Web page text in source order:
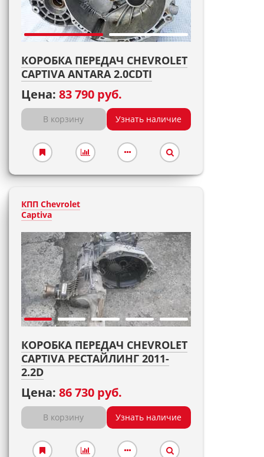
КОРОБКА ПЕРЕДАЧ CHEVROLET
CAPTIVA ANTARA 2.0CDTI
Цена: 83 790 руб.
В корзину Узнать наличие
КПП Chevrolet
Captiva
КОРОБКА ПЕРЕДАЧ CHEVROLET
CAPTIVA РЕСТАЙЛИНГ 2011-
2.2D
Цена: 86 730 руб.
В корзину Узнать наличие